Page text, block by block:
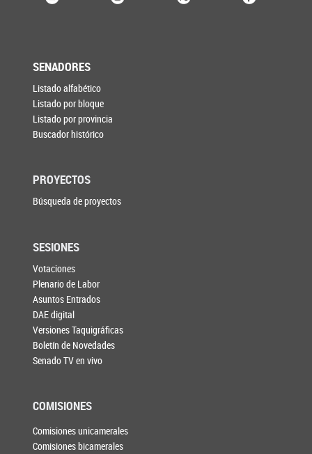
SENADORES
Listado alfabético
Listado por bloque
Listado por provincia
Buscador histórico
PROYECTOS
Búsqueda de proyectos
SESIONES
Votaciones
Plenario de Labor
Asuntos Entrados
DAE digital
Versiones Taquigráficas
Boletín de Novedades
Senado TV en vivo
COMISIONES
Comisiones unicamerales
Comisiones bicamerales